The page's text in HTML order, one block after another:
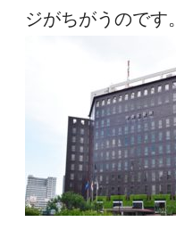
ジがちがうのです。